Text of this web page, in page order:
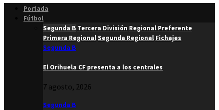
Portada
Fútbol
Segunda B Tercera División Regional Preferente
Primera RegionalSegunda Regional Fichajes
Segunda B
El Orihuela CF presenta a los centrales
7 agosto, 2026
Segunda B